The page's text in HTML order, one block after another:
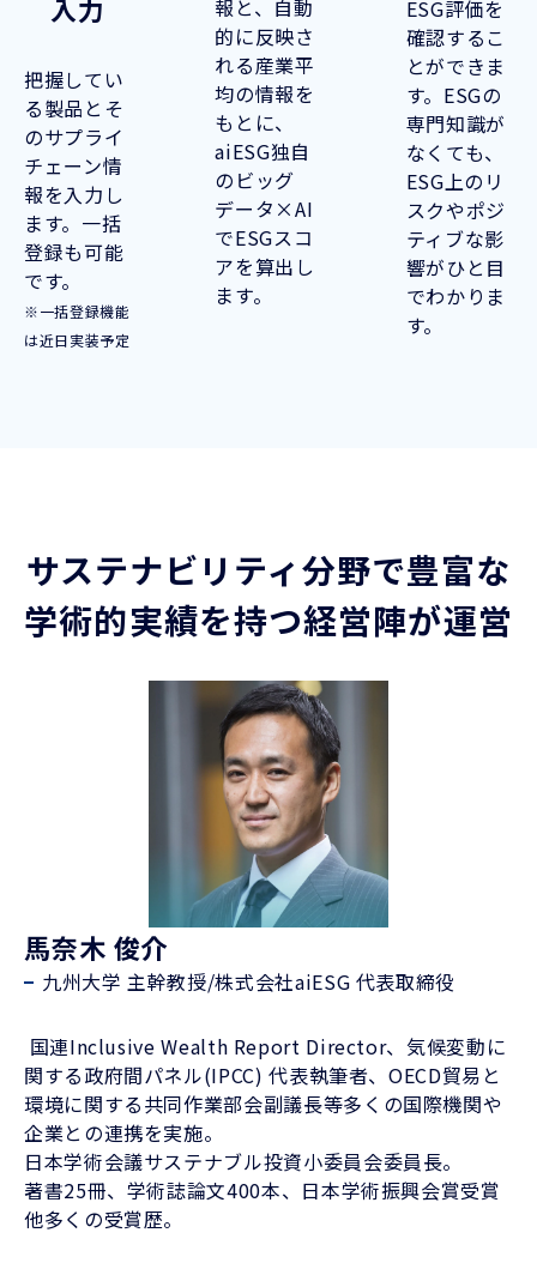
入力
把握してい
る製品とそ
のサプライ
チェーン情
報を入力し
ます。一括
登録も可能
です。
※一括登録機能
は近日実装予定
報と、自動
的に反映さ
れる産業平
均の情報を
もとに、
aiESG独自
のビッグ
データ×AI
でESGスコ
アを算出し
ます。
ESG評価を
確認するこ
とができま
す。ESGの
専門知識が
なくても、
ESG上のリ
スクやポジ
ティブな影
響がひと目
でわかりま
す。
サステナビリティ分野で豊富な
学術的実績を持つ経営陣が運営
馬奈木 俊介
九州大学 主幹教授/株式会社aiESG 代表取締役
国連Inclusive Wealth Report Director、気候変動に
関する政府間パネル(IPCC) 代表執筆者、OECD貿易と
環境に関する共同作業部会副議⻑等多くの国際機関や
企業との連携を実施。
日本学術会議サステナブル投資小委員会委員⻑。
著書25冊、学術誌論文400本、日本学術振興会賞受賞
他多くの受賞歴。